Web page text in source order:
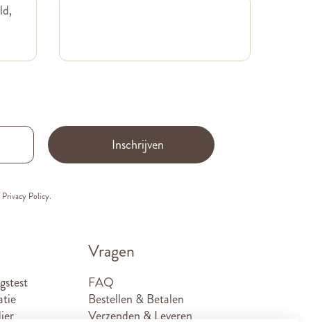
Inschrijven
Privacy Policy.
Vragen
FAQ
Bestellen & Betalen
Verzenden & Leveren